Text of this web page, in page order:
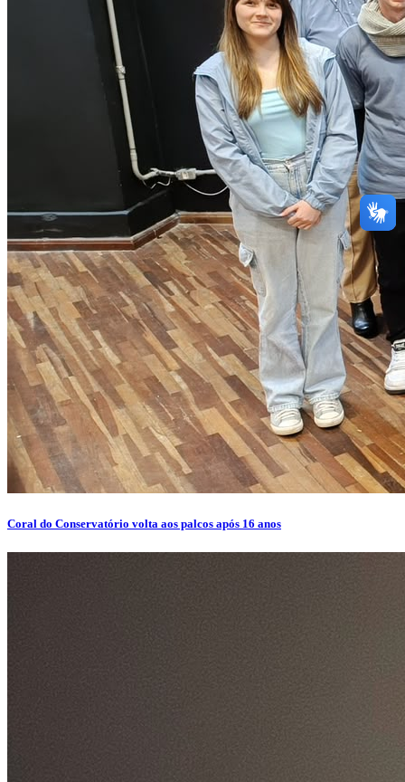
Coral do Conservatório volta aos palcos após 16 anos